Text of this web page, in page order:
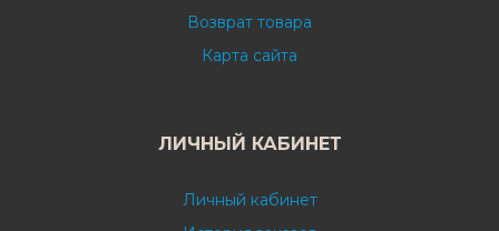
Возврат товара
Карта сайта
ЛИЧНЫЙ КАБИНЕТ
Личный кабинет